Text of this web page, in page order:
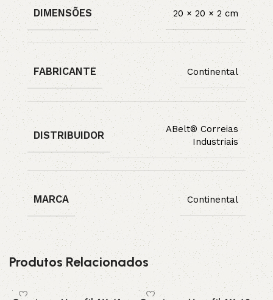
DIMENSÕES 20 × 20 × 2 cm
FABRICANTE Continental
DISTRIBUIDOR
ABelt® Correias
Industriais
MARCA Continental
Produtos Relacionados